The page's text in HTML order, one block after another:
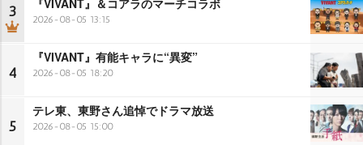
3 2026-08-05 13:15
4
『VIVANT』有能キャラに“異変”
2026-08-05 18:20
5
テレ東、東野さん追悼でドラマ放送
2026-08-05 15:00